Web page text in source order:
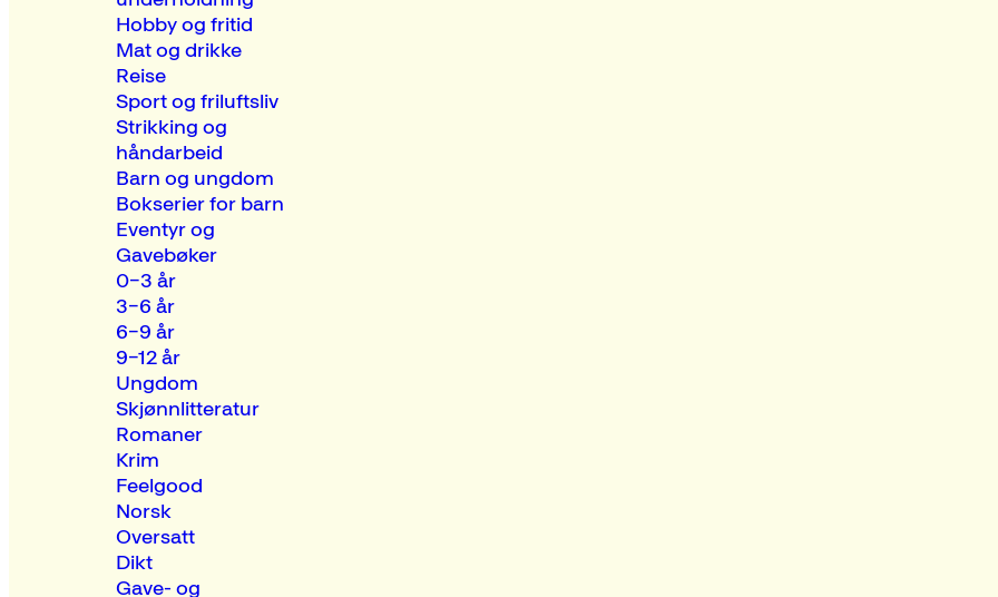
Hobby og fritid
Mat og drikke
Reise
Sport og friluftsliv
Strikking og
håndarbeid
Barn og ungdom
Bokserier for barn
Eventyr og
Gavebøker
0–3 år
3–6 år
6–9 år
9–12 år
Ungdom
Skjønnlitteratur
Romaner
Krim
Feelgood
Norsk
Oversatt
Dikt
Gave- og